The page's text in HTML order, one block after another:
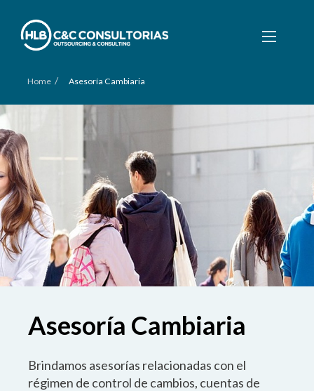
Home / Asesoría Cambiaria
Asesoría Cambiaria
Brindamos asesorías relacionadas con el
régimen de control de cambios, cuentas de